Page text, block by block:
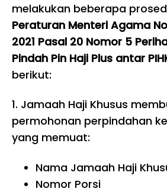
melakukan beberapa
Peraturan Menteri Agama
2021 Pasal 20 Nomor 5
Pindah Pin Haji Plus antar
berikut:
1. Jamaah Haji Khusus
permohonan perpindahan
yang memuat:
Nama Jamaah Haji
Nomor Porsi